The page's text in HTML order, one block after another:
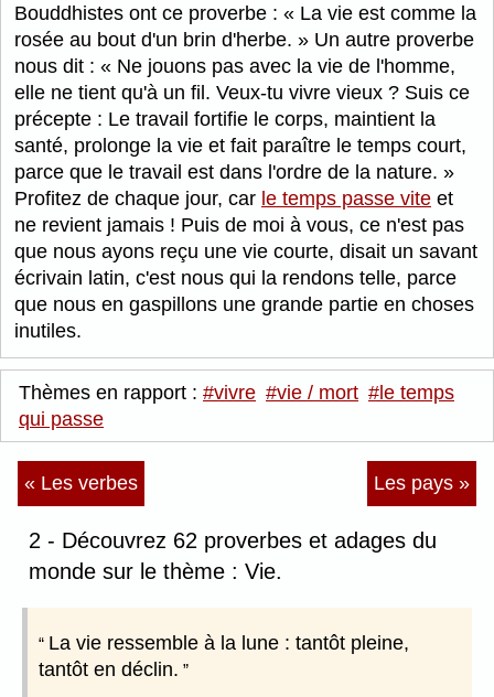
Bouddhistes ont ce proverbe :
La vie est comme la
rosée au bout d'un brin d'herbe.
Un autre proverbe
nous dit :
Ne jouons pas avec la vie de l'homme,
elle ne tient qu'à un fil. Veux-tu vivre vieux ? Suis ce
précepte : Le travail fortifie le corps, maintient la
santé, prolonge la vie et fait paraître le temps court,
parce que le travail est dans l'ordre de la nature.
Profitez de chaque jour, car le temps passe vite et
ne revient jamais ! Puis de moi à vous, ce n'est pas
que nous ayons reçu une vie courte, disait un savant
écrivain latin, c'est nous qui la rendons telle, parce
que nous en gaspillons une grande partie en choses
inutiles.
Thèmes en rapport : #vivre #vie / mort #le temps
qui passe
« Les verbes Les pays »
2 - Découvrez 62 proverbes et adages du
monde sur le thème : Vie.
La vie ressemble à la lune : tantôt pleine,
tantôt en déclin.